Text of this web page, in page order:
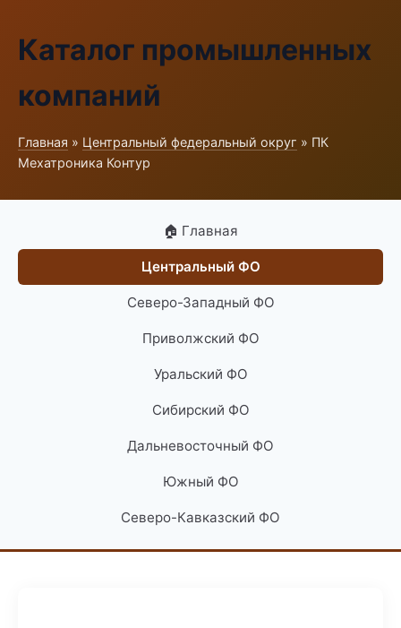
Каталог промышленных
компаний
Главная » Центральный федеральный округ » ПК
Мехатроника Контур
🏠 Главная
Центральный ФО
Северо-Западный ФО
Приволжский ФО
Уральский ФО
Сибирский ФО
Дальневосточный ФО
Южный ФО
Северо-Кавказский ФО